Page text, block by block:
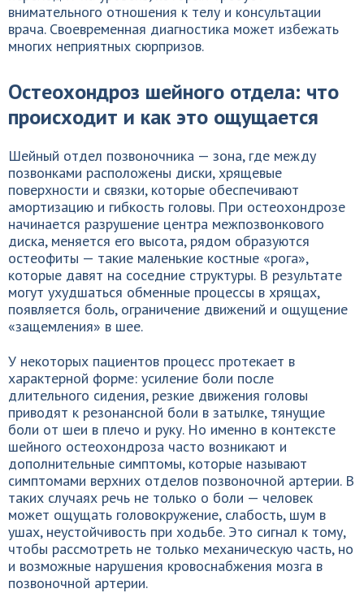
внимательного отношения к телу и консультации
врача. Своевременная диагностика может избежать
многих неприятных сюрпризов.
Остеохондроз шейного отдела: что
происходит и как это ощущается
Шейный отдел позвоночника — зона, где между
позвонками расположены диски, хрящевые
поверхности и связки, которые обеспечивают
амортизацию и гибкость головы. При остеохондрозе
начинается разрушение центра межпозвонкового
диска, меняется его высота, рядом образуются
остеофиты — такие маленькие костные «рога»,
которые давят на соседние структуры. В результате
могут ухудшаться обменные процессы в хрящах,
появляется боль, ограничение движений и ощущение
«защемления» в шее.
У некоторых пациентов процесс протекает в
характерной форме: усиление боли после
длительного сидения, резкие движения головы
приводят к резонансной боли в затылке, тянущие
боли от шеи в плечо и руку. Но именно в контексте
шейного остеохондроза часто возникают и
дополнительные симптомы, которые называют
симптомами верхних отделов позвоночной артерии. В
таких случаях речь не только о боли — человек
может ощущать головокружение, слабость, шум в
ушах, неустойчивость при ходьбе. Это сигнал к тому,
чтобы рассмотреть не только механическую часть, но
и возможные нарушения кровоснабжения мозга в
позвоночной артерии.